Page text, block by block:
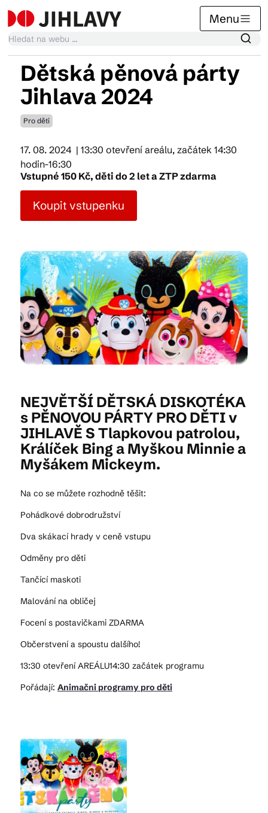
Menu
Kalendář akcí
Tradiční akce
Články
Suvenýry
Praktické info
Kam vyrazit
CS EN DE
© 2026 Brána Jihlavy
Dětská pěnová párty
Jihlava 2024
Pro děti
17. 08. 2024 | 13:30 otevření areálu, začátek 14:30
hodin-16:30
Vstupné 150 Kč, děti do 2 let a ZTP zdarma
Koupit vstupenku
NEJVĚTŠÍ DĚTSKÁ DISKOTÉKA
s PĚNOVOU PÁRTY PRO DĚTI v
JIHLAVĚ S Tlapkovou patrolou,
Králíček Bing a Myškou Minnie a
Myšákem Mickeym.
Na co se můžete rozhodně těšit:
Pohádkové dobrodružství
Dva skákací hrady v ceně vstupu
Odměny pro děti
Tančící maskoti
Malování na obličej
Focení s postavičkami ZDARMA
Občerstvení a spoustu dalšího!
13:30 otevření AREÁLU14:30 začátek programu
Pořádají: Animačni programy pro děti